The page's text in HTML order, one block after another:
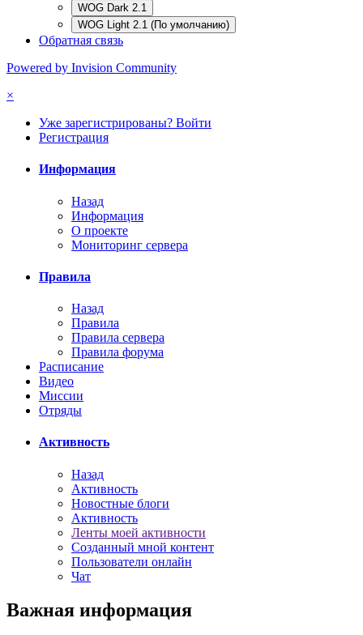
WOG Dark 2.1
WOG Light 2.1 (По умолчанию)
Обратная связь
Powered by Invision Community
×
Уже зарегистрированы? Войти
Регистрация
Информация
Назад
Информация
О проекте
Мониторинг сервера
Правила
Назад
Правила
Правила сервера
Правила форума
Расписание
Видео
Миссии
Отряды
Активность
Назад
Активность
Новостные блоги
Активность
Ленты моей активности
Созданный мной контент
Пользователи онлайн
Чат
Важная информация